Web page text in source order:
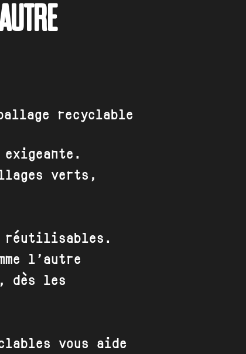
verts,
réutilisables.
l’autre
dès les
vous aide